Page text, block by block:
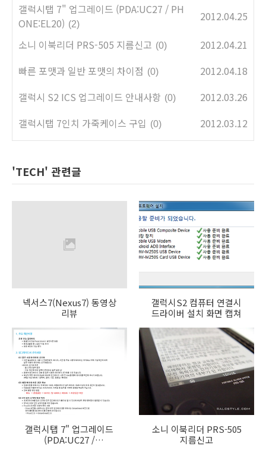
갤럭시탭 7" 업그레이드 (PDA:UC27 / PH
ONE:EL20) (2)
2012.04.25
소니 이북리더 PRS-505 지름신고 (0)
2012.04.21
빠른 포맷과 일반 포맷의 차이점 (0)
2012.04.18
갤럭시 S2 ICS 업그레이드 안내사항 (0)
2012.03.26
갤럭시탭 7인치 가죽케이스 구입 (0) 2012.03.12
'TECH' 관련글
넥서스7(Nexus7) 동영상
리뷰
갤럭시S2 컴퓨터 연결시
드라이버 설치 화면 캡쳐
갤럭시탭 7" 업그레이드
(PDA:UC27 /
소니 이북리더 PRS-505
지름신고